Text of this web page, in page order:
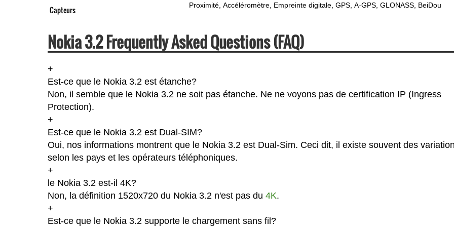
Capteurs Proximité Accéléromètre Empreinte digitale GPS A-GPS GLONASS BeiDou
Nokia 3.2 Frequently Asked Questions (FAQ)
+
Est-ce que le Nokia 3.2 est étanche?
Non, il semble que le Nokia 3.2 ne soit pas étanche. Ne ne voyons pas de certification IP (Ingress
Protection).
+
Est-ce que le Nokia 3.2 est Dual-SIM?
Oui, nos informations montrent que le Nokia 3.2 est Dual-Sim. Ceci dit, il existe souvent des
selon les pays et les opérateurs téléphoniques.
+
le Nokia 3.2 est-il 4K?
Non, la définition 1520x720 du Nokia 3.2 n'est pas du 4K.
+
Est-ce que le Nokia 3.2 supporte le chargement sans fil?